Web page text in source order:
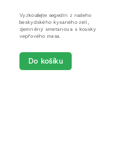
Do košíku
Vyzkoušejte segedín z našeho
beskydského kysaného zelí,
zjemněný smetanou a s kousky
vepřového masa.